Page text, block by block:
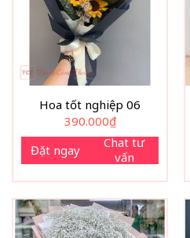
Hoa tốt nghiệp 06
390.000₫
Đặt ngay
Chat tư
vấn